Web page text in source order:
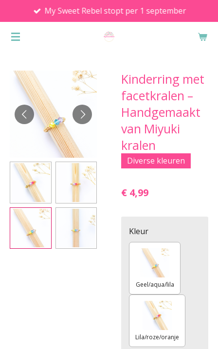
direct
naar
My Sweet Rebel stopt per 1 september
Kinderring met
facetkralen –
Handgemaakt
van Miyuki
kralen
Diverse kleuren
€ 4,99
Kleur
Geel/aqua/lila
Lila/roze/oranje